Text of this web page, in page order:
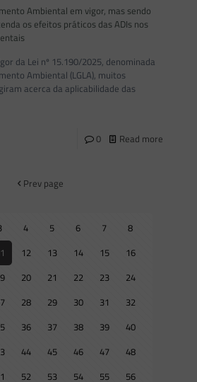
Ambiental em vigor, mas sendo
os efeitos práticos das ADIs nos
da Lei nº 15.190/2025, denominada
Ambiental (LGLA), muitos
acerca da aplicabilidade das
0 Read more
Prev page
4 5 6 7
8
12 13 14 15
16
20 21 22 23
24
28 29 30 31
32
36 37 38 39
40
44 45 46 47
48
52 53 54 55
56